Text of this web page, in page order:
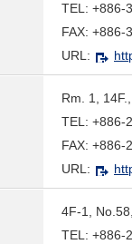
TEL: +886-
FAX: +886-
URL:
Rm. 1,
TEL: +886-
FAX: +886-
URL:
4F-1,
TEL: +886-